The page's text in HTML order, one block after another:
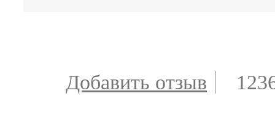
Добавить отзыв